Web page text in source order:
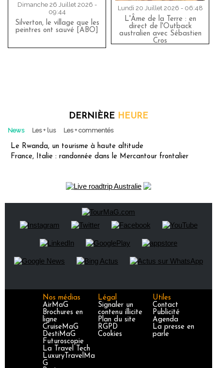
Dimanche 26 Juillet 2026 -
09:44
Silverton, le village que les
peintres ont sauvé [ABO]
Lundi 20 Juillet 2026 - 06:48
L'Âme de la Terre : en
direct de l'Outback
australien avec Sébastien
Cros
DERNIÈRE HEURE
News Les + lus Les + commentés
Le Rwanda, un tourisme à haute altitude
France, Italie : randonnée dans le Mercantour frontalier
Nos médias
AirMaG
Brochures en
ligne
CruiseMaG
DestiMaG
Futuroscopie
La Travel Tech
LuxuryTravelMa
G
Légal
Signaler un
contenu illicite
Plan du site
RGPD
Cookies
Utiles
Contact
Publicité
Agenda
La presse en
parle